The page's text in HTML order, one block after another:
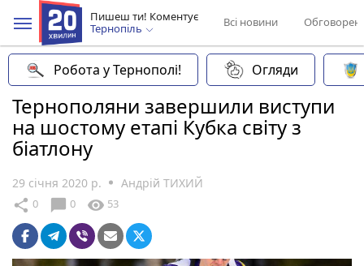
Пишеш ти! Коментує
Тернопіль
Всі новини
Робота у Тернополі! Огляди
Тернополяни завершили виступи
на шостому етапі Кубка світу з
біатлону
29 січня 2020 р. Андрій ТИХИЙ
share 0 chat_bubble 0 visibility 53